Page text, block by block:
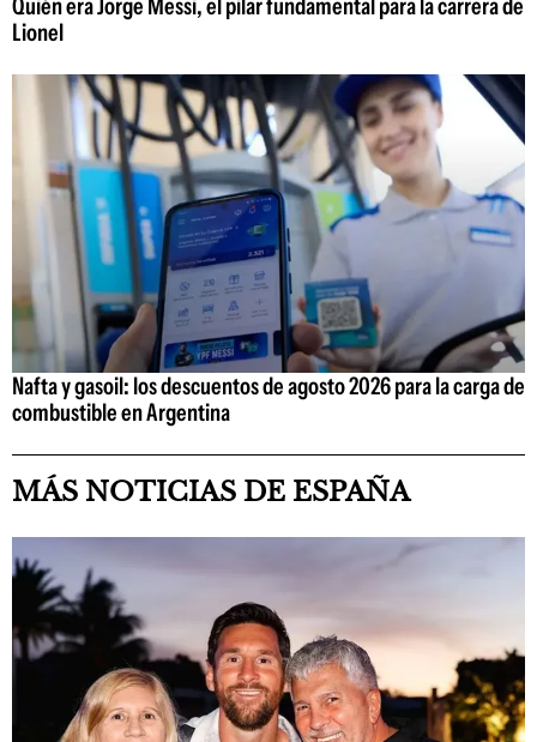
Quién era Jorge Messi, el pilar fundamental para la carrera de
Lionel
Nafta y gasoil: los descuentos de agosto 2026 para la carga de
combustible en Argentina
MÁS NOTICIAS DE ESPAÑA